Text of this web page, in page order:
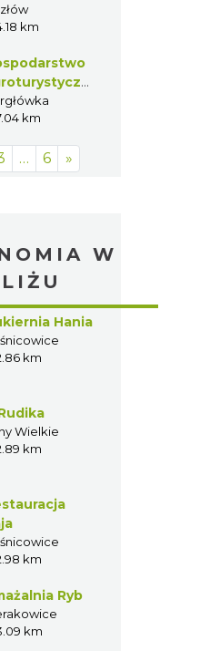
km
km
… 6 »
W
Hania
km
Wielkie
km
km
Ryb
km